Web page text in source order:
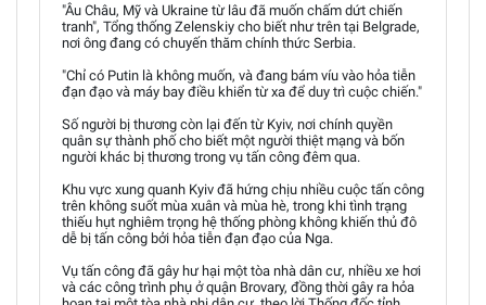
"Âu Châu, Mỹ và Ukraine từ lâu đã muốn chấm dứt chiến
tranh", Tổng thống Zelenskiy cho biết như trên tại Belgrade,
nơi ông đang có chuyến thăm chính thức Serbia.
"Chỉ có Putin là không muốn, và đang bám víu vào hỏa tiễn
đạn đạo và máy bay điều khiển từ xa để duy trì cuộc chiến."
Số người bị thương còn lại đến từ Kyiv, nơi chính quyền
quân sự thành phố cho biết một người thiệt mạng và bốn
người khác bị thương trong vụ tấn công đêm qua.
Khu vực xung quanh Kyiv đã hứng chịu nhiều cuộc tấn công
trên không suốt mùa xuân và mùa hè, trong khi tình trạng
thiếu hụt nghiêm trọng hệ thống phòng không khiến thủ đô
dễ bị tấn công bởi hỏa tiễn đạn đạo của Nga.
Vụ tấn công đã gây hư hại một tòa nhà dân cư, nhiều xe hơi
và các công trình phụ ở quận Brovary, đồng thời gây ra hỏa